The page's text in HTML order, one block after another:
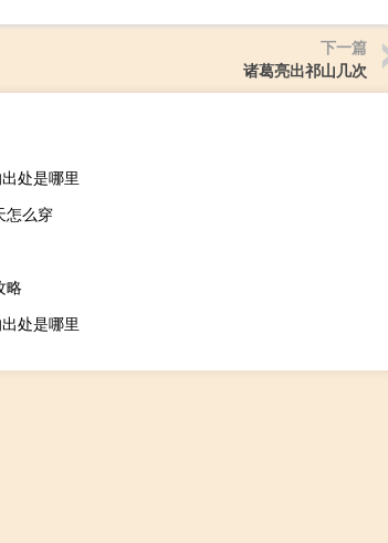
下一篇
诸葛亮出祁山几次
处是哪里
怎么穿
略
处是哪里